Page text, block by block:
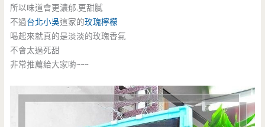
所以味道會更濃郁.更甜膩
不過台北小吳這家的玫瑰檸檬
喝起來就真的是淡淡的玫瑰香氣
不會太過死甜
非常推薦給大家喲~~~